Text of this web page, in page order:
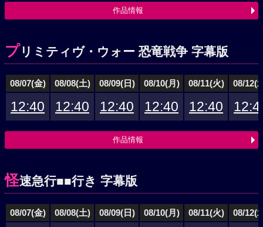
作品情報
プリミティヴ・ウォー 恐竜戦争 字幕版
08/07(金) 08/08(土) 08/09(日) 08/10(月) 08/11(火) 08/12(
12:40 12:40 12:40 12:40 12:40
作品情報
怪速急行■■行き 字幕版
08/07(金) 08/08(土) 08/09(日) 08/10(月) 08/11(火) 08/12(